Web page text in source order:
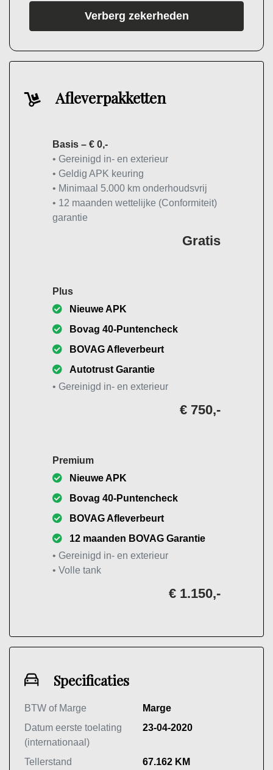
Verberg zekerheden
Afleverpakketten
Basis – € 0,-
• Gereinigd in- en exterieur
• Geldig APK keuring
• Minimaal 5.000 km onderhoudsvrij
• 12 maanden wettelijke (Conformiteit)
garantie
Gratis
Plus
Nieuwe APK
Bovag 40-Puntencheck
BOVAG Afleverbeurt
Autotrust Garantie
• Gereinigd in- en exterieur
€ 750,-
Premium
Nieuwe APK
Bovag 40-Puntencheck
BOVAG Afleverbeurt
12 maanden BOVAG Garantie
• Gereinigd in- en exterieur
• Volle tank
€ 1.150,-
Specificaties
BTW of Marge
Marge
Datum eerste toelating
(internationaal)
23-04-2020
Tellerstand 67.162 KM